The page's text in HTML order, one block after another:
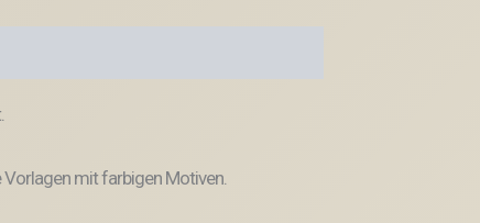
mit farbigen Motiven.